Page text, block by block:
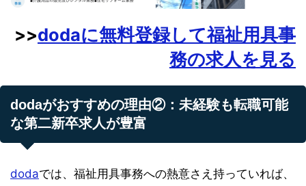
>>dodaに無料登録して福祉用具事
務の求人を見る
dodaがおすすめの理由②：未経験も転職可能
な第二新卒求人が豊富
dodaでは、福祉用具事務への熱意さえ持っていれば、